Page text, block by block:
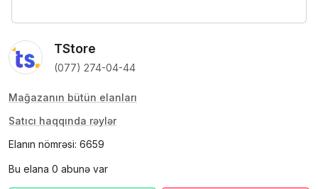
TStore
(077) 274-04-44
Mağazanın bütün elanları
Satıcı haqqında rəylər
Elanın nömrəsi: 6659
Bu elana 0 abunə var